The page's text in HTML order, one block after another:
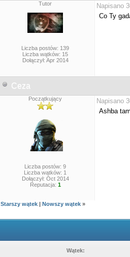
Tutor
Liczba postów: 139
Liczba wątków: 15
Dołączył: Apr 2014
Napisano
Co Ty
Ceza
Początkujący
Liczba postów: 9
Liczba wątków: 1
Dołączył: Oct 2014
Reputacja: 1
Napisano
Ashba
Starszy wątek | Nowszy wątek »
Wątek: